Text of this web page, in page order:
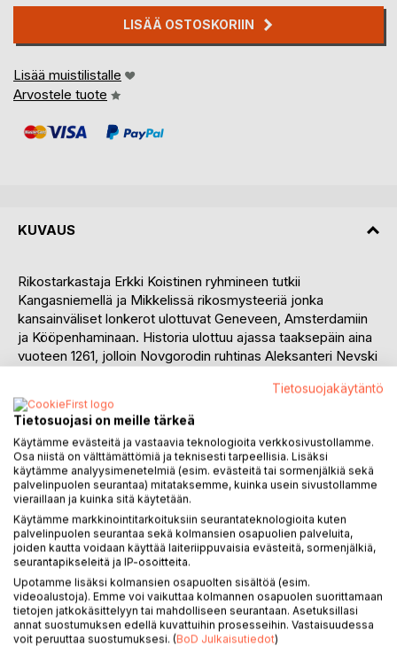
LISÄÄ OSTOSKORIIN
Lisää muistilistalle
Arvostele tuote
KUVAUS
Rikostarkastaja Erkki Koistinen ryhmineen tutkii
Kangasniemellä ja Mikkelissä rikosmysteeriä jonka
kansainväliset lonkerot ulottuvat Geneveen, Amsterdamiin
ja Kööpenhaminaan. Historia ulottuu ajassa taaksepäin aina
vuoteen 1261, jolloin Novgorodin ruhtinas Aleksanteri Nevski
viemään lahjaa Ruotsin kuninkaalle Valdemarille ja hänen
isälleen Birger-jaarlille. Reitti kulki myös keskiveden eli
Puulan kautta.
Tapahtumat vievät Etelä-Savon entisille erämaa-alueille
Puulan rannoille paikallisten asukkaiden ja kesämökkiläisten
pariin. Kotiseutuhistoria ja mystiikka maustavat tarinaa lisää,
lukija tuntee elävänsä mukana juonen pyörteissä.
Savolaisuus nousee esiin sekä hyvässä että pahassa:
huumoria, lup­sakkuutta ja velmuja tilanteita mutta myös
ahneutta, kylmää harkintaa ja oveluutta. Henkilögalleria on
värikäs. Kuinka osaavaksi ja tehokkaaksi poliisin tiimi
osoittautuu? Eki, Pave, Ana, Hannu ja Hilkkis poliisin
rikososastolla yrittävät parhaansa kuten suomalaiset
Tietosuojakäytäntö
Tietosuojasi on meille tärkeä
Käytämme evästeitä ja vastaavia teknologioita verkkosivustollamme.
Osa niistä on välttämättömiä ja teknisesti tarpeellisia. Lisäksi
käytämme analyysimenetelmiä (esim. evästeitä tai sormenjälkiä sekä
palvelinpuolen seurantaa) mitataksemme, kuinka usein sivustollamme
vieraillaan ja kuinka sitä käytetään.
Käytämme markkinointitarkoituksiin seurantateknologioita kuten
palvelinpuolen seurantaa sekä kolmansien osapuolien palveluita,
joiden kautta voidaan käyttää laiteriippuvaisia evästeitä, sormenjälkiä,
seurantapikseleitä ja IP-osoitteita.
Upotamme lisäksi kolmansien osapuolten sisältöä (esim.
videoalustoja). Emme voi vaikuttaa kolmannen osapuolen suorittamaan
tietojen jatkokäsittelyyn tai mahdolliseen seurantaan. Asetuksillasi
annat suostumuksen edellä kuvattuihin prosesseihin. Vastaisuudessa
voit peruuttaa suostumuksesi. (BoD Julkaisutiedot)